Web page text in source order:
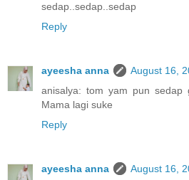
sedap..sedap..sedap
Reply
ayeesha anna
August 16,
anisalya: tom yam pun sedap
Mama lagi suke
Reply
ayeesha anna
August 16,